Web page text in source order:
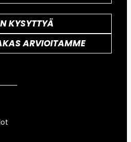
KYSYTTYÄ
ARVIOITAMME